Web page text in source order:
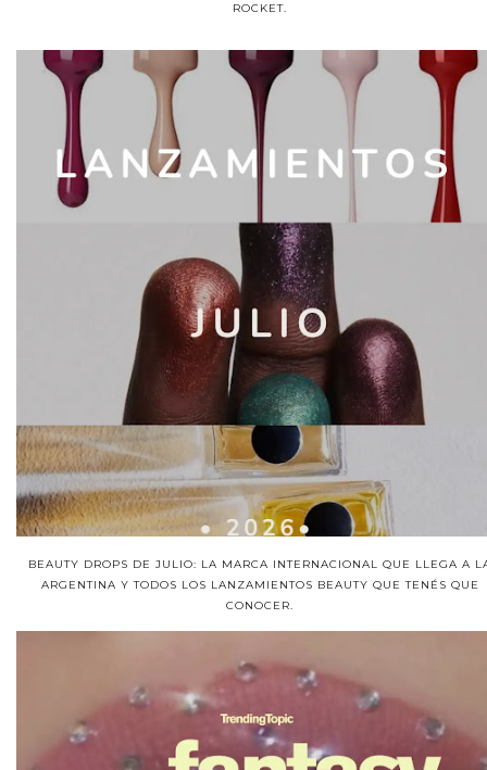
ROCKET.
BEAUTY DROPS DE JULIO: LA MARCA INTERNACIONAL QUE LLEGA A
ARGENTINA Y TODOS LOS LANZAMIENTOS BEAUTY QUE TENÉS QUE
CONOCER.